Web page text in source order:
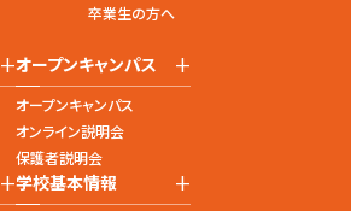
卒業生の方へ
+オープンキャンパス +
オープンキャンパス
オンライン説明会
保護者説明会
+学校基本情報 +